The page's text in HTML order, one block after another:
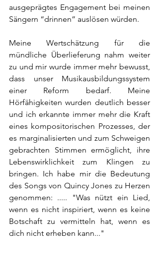
ausgeprägtes Engagement bei meinen
Sängern “drinnen” auslösen würden.
Meine Wertschätzung für die
mündliche Überlieferung nahm weiter
zu und mir wurde immer mehr bewusst,
dass unser Musikausbildungssystem
einer Reform bedarf. Meine
Hörfähigkeiten wurden deutlich besser
und ich erkannte immer mehr die Kraft
eines kompositorischen Prozesses, der
es marginalisierten und zum Schweigen
gebrachten Stimmen ermöglicht, ihre
Lebenswirklichkeit zum Klingen zu
bringen. Ich habe mir die Bedeutung
des Songs von Quincy Jones zu Herzen
genommen: ..... "Was nützt ein Lied,
wenn es nicht inspiriert, wenn es keine
Botschaft zu vermitteln hat, wenn es
dich nicht erheben kann..."